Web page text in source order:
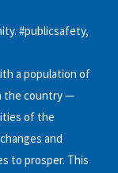
#publicsafety,
a population of
the country —
of the
and
to prosper. This